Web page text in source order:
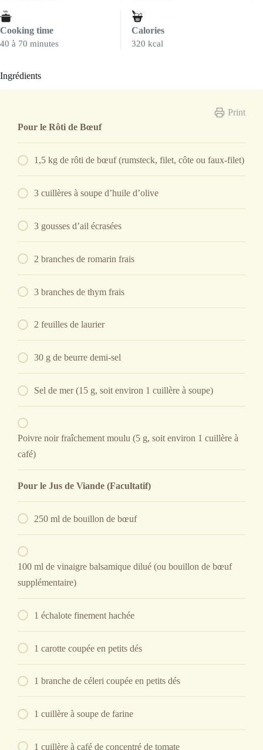
Cooking time
40 à 70 minutes
Calories
320 kcal
Ingrédients
Print
Pour le Rôti de Bœuf
1,5 kg de rôti de bœuf (rumsteck, filet, côte ou faux-filet)
3 cuillères à soupe d’huile d’olive
3 gousses d’ail écrasées
2 branches de romarin frais
3 branches de thym frais
2 feuilles de laurier
30 g de beurre demi-sel
Sel de mer (15 g, soit environ 1 cuillère à soupe)
Poivre noir fraîchement moulu (5 g, soit environ 1 cuillère à
café)
Pour le Jus de Viande (Facultatif)
250 ml de bouillon de bœuf
100 ml de vinaigre balsamique dilué (ou bouillon de bœuf
supplémentaire)
1 échalote finement hachée
1 carotte coupée en petits dés
1 branche de céleri coupée en petits dés
1 cuillère à soupe de farine
1 cuillère à café de concentré de tomate